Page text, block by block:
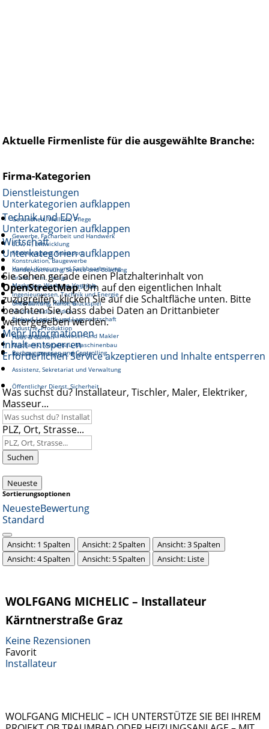
Aktuelle Firmenliste für die ausgewählte Branche:
Firma-Kategorien
Dienstleistungen
Unterkategorien aufklappen
Gesundheit, Wellnes, Pflege
Gewerbe, Facharbeit und Handwerk
Fortbewegung, Transport
Kundenbetreuung, Service und Coaching
Reinigung und Hauswirtschaft
Unterhaltung, Kunst, Glückspiel
Gastronomie, Tourismus
Haus & Garten
Soziales, Pädagogik, Bildung
Technik und EDV
Unterkategorien aufklappen
EDV, IT, Entwicklung
Konstruktion, Baugewerbe
Grafik, Print, Design
Ingenieurwesen, Technik und Energie
Medien, Audio, Video
Industrie, Produktion
Mechanik, Metallbau, Maschinenbau
Wirtschaft
Unterkategorien aufklappen
Handel, Konsum und Sachbearbeitung
Marketing, Werbung, Vertrieb
Management, Führung
Einkauf, Logistik und Lagerwirtschaft
Finanzwesen, Bankwesen und Makler
Rechnungswesen und Controlling
Assistenz, Sekretariat und Verwaltung
Öffentlicher Dienst, Sicherheit
Sie sehen gerade einen Platzhalterinhalt von
OpenStreetMap. Um auf den eigentlichen Inhalt
zuzugreifen, klicken Sie auf die Schaltfläche unten. Bitte
beachten Sie, dass dabei Daten an Drittanbieter
weitergegeben werden.
Mehr Informationen
Inhalt entsperren
Erforderlichen Service akzeptieren und Inhalte entsperren
Was suchst du? Installateur, Tischler, Maler, Elektriker,
Masseur...
PLZ, Ort, Strasse...
Suchen
Neueste
Sortierungsoptionen
NeuesteBewertung
Standard
Ansicht: 1 Spalten Ansicht: 2 Spalten
Ansicht: 3 Spalten
Ansicht: 4 Spalten
Ansicht: 5 Spalten Ansicht: Liste
WOLFGANG MICHELIC – Installateur
Kärntnerstraße Graz
Keine Rezensionen
Favorit
Installateur
WOLFGANG MICHELIC – ICH UNTERSTÜTZE SIE BEI IHREM